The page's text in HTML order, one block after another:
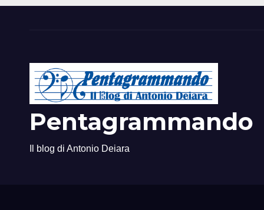
Pentagrammando
Il blog di Antonio Deiara